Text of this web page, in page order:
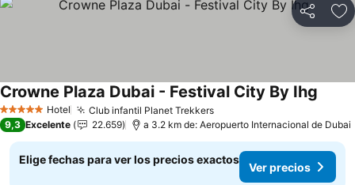
Compartir
5 Estrellas Hotel Club infantil Planet TrekkersVer precios
Crowne Plaza Dubai - Festival City By Ihg
9,3 Excelente 22.659 a 3.2 km de: Aeropuerto Internacional de Dubai
Elige fechas para ver los precios exactos
Ver precios